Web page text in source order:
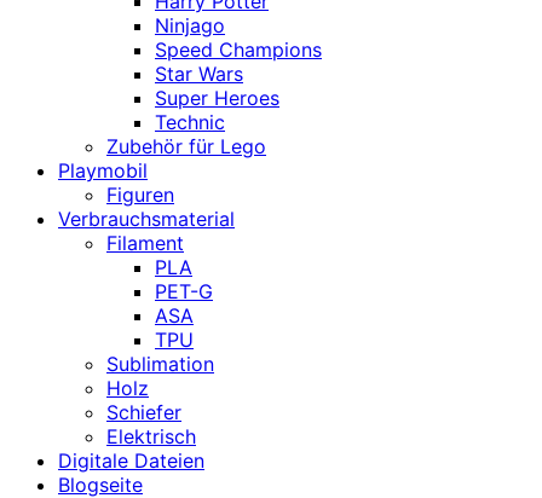
Ninjago
Speed Champions
Star Wars
Super Heroes
Technic
Zubehör für Lego
Playmobil
Figuren
Verbrauchsmaterial
Filament
PLA
PET-G
ASA
TPU
Sublimation
Holz
Schiefer
Elektrisch
Digitale Dateien
Blogseite